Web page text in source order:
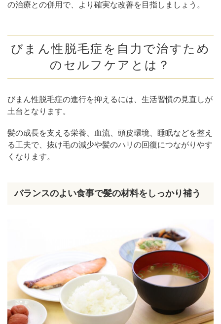
の治療との併用で、より確実な改善を目指しましょう。
びまん性脱毛症を自力で治すため
のセルフケアとは？
びまん性脱毛症の進行を抑えるには、生活習慣の見直しが
土台となります。
髪の成長を支える栄養、血流、頭皮環境、睡眠などを整え
る工夫で、抜け毛の減少や髪のハリの回復につながりやす
くなります。
バランスのよい食事で髪の材料をしっかり補う